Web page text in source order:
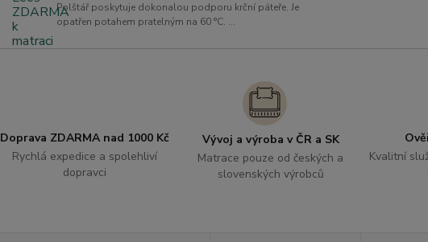
Polštář poskytuje dokonalou podporu krční páteře. Je
opatřen potahem pratelným na 60 °C. ...
Doprava ZDARMA nad 1000 Kč
Rychlá expedice a spolehliví
dopravci
Vývoj a výroba v ČR a SK
Matrace pouze od českých a
slovenských výrobců
Kvalitní